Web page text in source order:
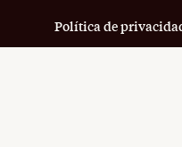
Política de